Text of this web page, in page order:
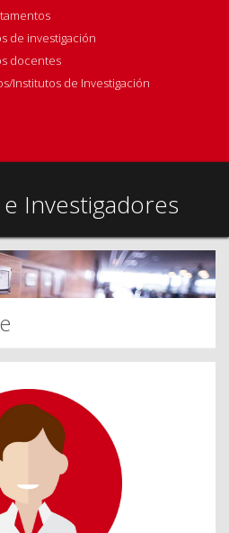
de investigación
docentes
Institutos de Investigación
Investigadores